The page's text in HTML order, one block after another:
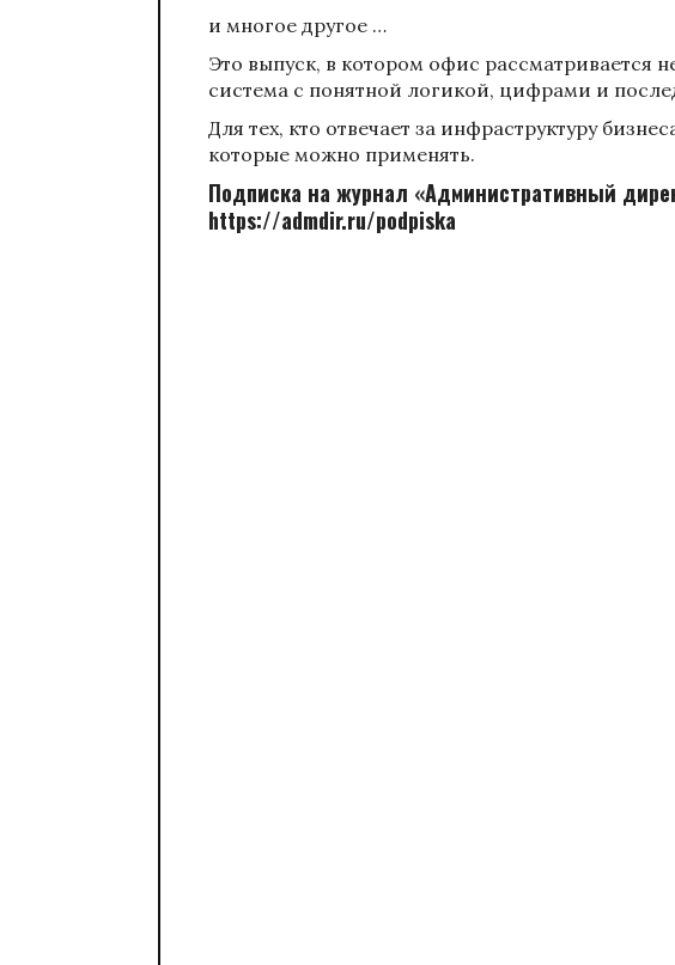
и многое другое …
Это выпуск, в котором офис рассматривается
система с понятной логикой, цифрами и
Для тех, кто отвечает за инфраструктуру
которые можно применять.
Подписка на журнал «Административный
https://admdir.ru/podpiska